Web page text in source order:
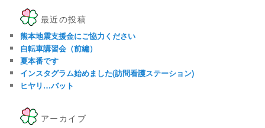
最近の投稿
熊本地震支援金にご協力ください
自転車講習会（前編）
夏本番です
インスタグラム始めました(訪問看護ステーション)
ヒヤリ…バット
アーカイブ